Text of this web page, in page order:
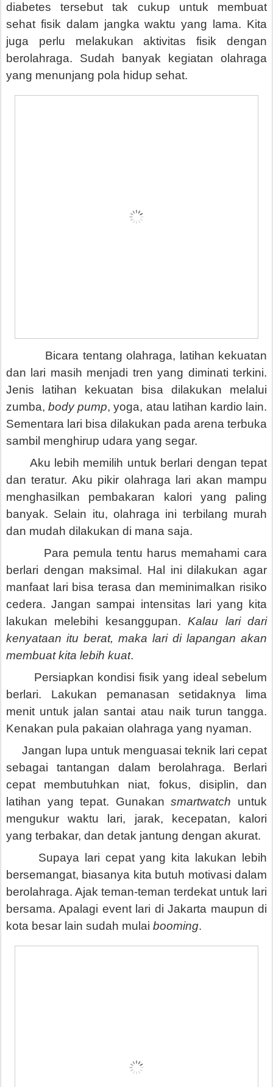
diabetes tersebut tak cukup untuk membuat
sehat fisik dalam jangka waktu yang lama. Kita
juga perlu melakukan aktivitas fisik dengan
berolahraga. Sudah banyak kegiatan olahraga
yang menunjang pola hidup sehat.
Bicara tentang olahraga, latihan kekuatan
dan lari masih menjadi tren yang diminati terkini.
Jenis latihan kekuatan bisa dilakukan melalui
zumba,body pump, yoga, atau latihan kardio lain.
Sementara lari bisa dilakukan pada arena terbuka
sambil menghirup udara yang segar.
Aku lebih memilih untuk berlari dengan tepat
dan teratur. Aku pikir olahraga lari akan mampu
menghasilkan pembakaran kalori yang paling
banyak. Selain itu, olahraga ini terbilang murah
dan mudah dilakukan di mana saja.
Para pemula tentu harus memahami cara
berlari dengan maksimal. Hal ini dilakukan agar
manfaat lari bisa terasa dan meminimalkan risiko
cedera. Jangan sampai intensitas lari yang kita
lakukan melebihi kesanggupan.Kalau lari dari
kenyataan itu berat, maka lari di lapangan akan
membuat kita lebih kuat.
Persiapkan kondisi fisik yang ideal sebelum
berlari. Lakukan pemanasan setidaknya lima
menit untuk jalan santai atau naik turun tangga.
Kenakan pula pakaian olahraga yang nyaman.
Jangan lupa untuk menguasai teknik lari cepat
sebagai tantangan dalam berolahraga. Berlari
cepat membutuhkan niat, fokus, disiplin, dan
latihan yang tepat. Gunakansmartwatch untuk
mengukur waktu lari, jarak, kecepatan, kalori
yang terbakar, dan detak jantung dengan akurat.
Supaya lari cepat yang kita lakukan lebih
bersemangat, biasanya kita butuh motivasi dalam
berolahraga. Ajak teman-teman terdekat untuk lari
bersama. Apalagi event lari di Jakarta maupun di
kota besar lain sudah mulai booming.